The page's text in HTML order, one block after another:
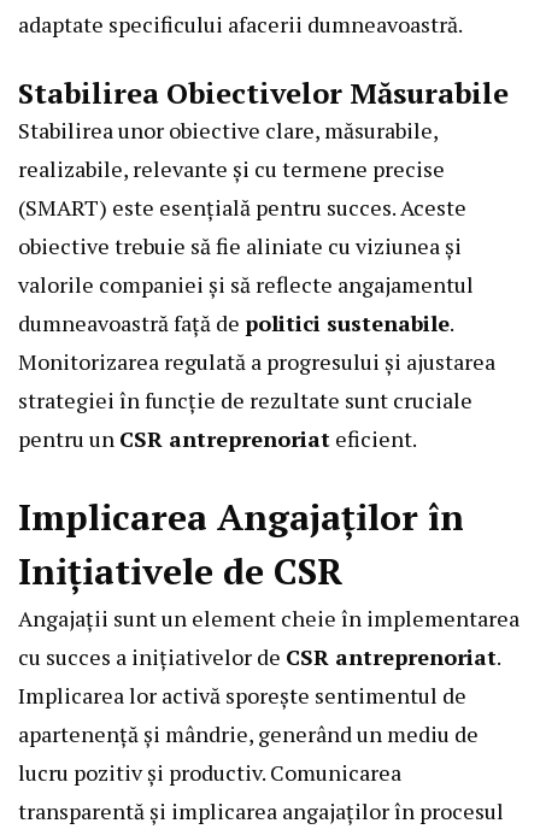
adaptate specificului afacerii dumneavoastră.
Stabilirea Obiectivelor Măsurabile
Stabilirea unor obiective clare, măsurabile,
realizabile, relevante și cu termene precise
(SMART) este esențială pentru succes. Aceste
obiective trebuie să fie aliniate cu viziunea și
valorile companiei și să reflecte angajamentul
dumneavoastră față de politici sustenabile.
Monitorizarea regulată a progresului și ajustarea
strategiei în funcție de rezultate sunt cruciale
pentru un CSR antreprenoriat eficient.
Implicarea Angajaților în
Inițiativele de CSR
Angajații sunt un element cheie în implementarea
cu succes a inițiativelor de CSR antreprenoriat.
Implicarea lor activă sporește sentimentul de
apartenență și mândrie, generând un mediu de
lucru pozitiv și productiv. Comunicarea
transparentă și implicarea angajaților în procesul